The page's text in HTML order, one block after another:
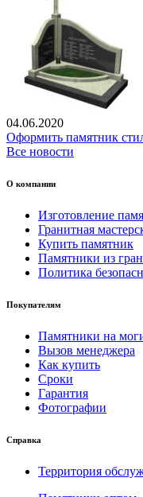
04.06.2020
Оформить памятник
Все новости
О компании
Изготовление
Гранитная
Купить памятник
Памятники из
Политика
Покупателям
Памятники на
Вызов менеджера
Как купить
Сроки
Гарантия
Фотографии
Справка
Территория